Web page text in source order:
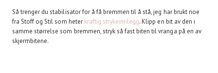
Så trenger du stabilisator for å få bremmen til å stå, jeg har brukt noe
fra Stoff og Stil som heter kraftig strykeinnlegg. Klipp en bit av den i
samme størrelse som bremmen, stryk så fast biten til vranga på en av
skjermbitene.